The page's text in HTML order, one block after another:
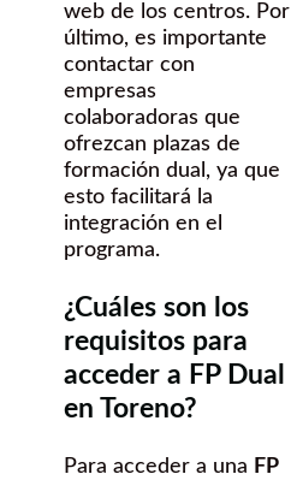
web de los centros. Por
último, es importante
contactar con
empresas
colaboradoras que
ofrezcan plazas de
formación dual, ya que
esto facilitará la
integración en el
programa.
¿Cuáles son los
requisitos para
acceder a FP Dual
en Toreno?
Para acceder a una FP